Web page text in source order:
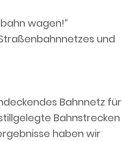
wagen!“
und
Bahnnetz für
Bahnstrecken
haben wir